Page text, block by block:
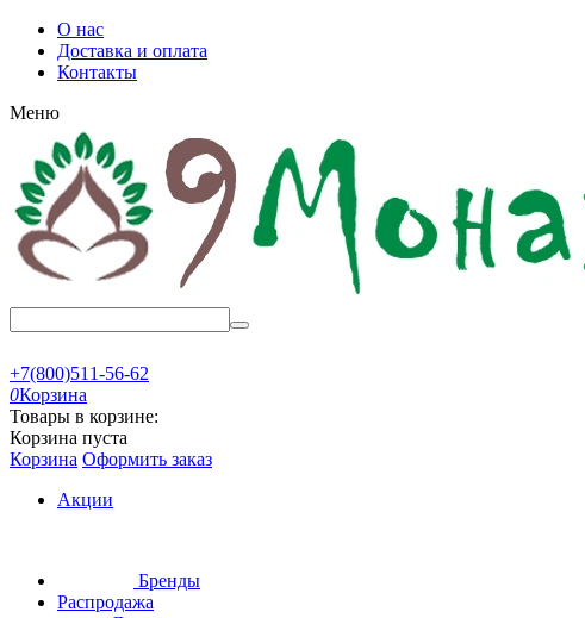
О нас
Доставка и оплата
Контакты
Меню
+7(800)511-56-62
0Корзина
Товары в корзине:
Корзина пуста
Корзина Оформить заказ
Акции
Бренды
Распродажа